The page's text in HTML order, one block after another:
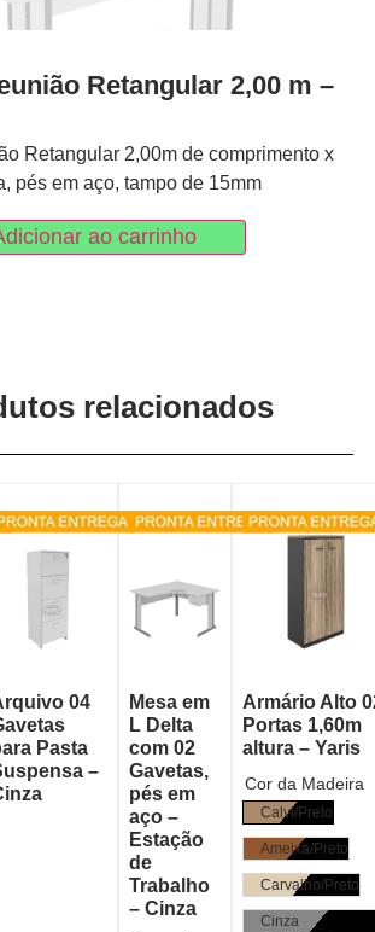
Retangular 2,00 m –
Retangular 2,00m de comprimento x
pés em aço, tampo de 15mm
ao carrinho
relacionados
04
Pasta
–
Mesa em
L Delta
com 02
Gavetas,
pés em
aço –
Estação
de
Trabalho
– Cinza
Armário Alto
Portas 1,60m
altura – Yaris
Cor da Madeira
Calvi/Preto
Ameixa/Preto
Carvalho/Preto
Cinza